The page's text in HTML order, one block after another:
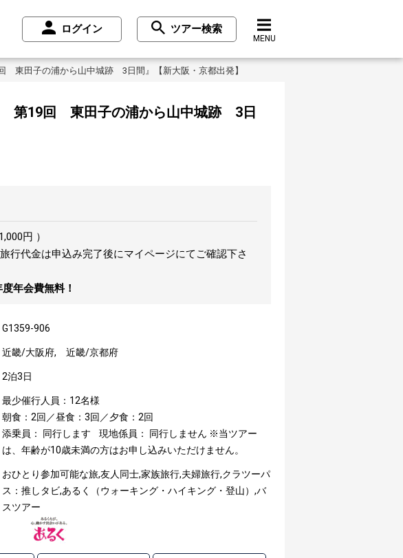
ログイン ツアー検索
MENU
東田子の浦から山中城跡 3日間』【新大阪・京都出発】
第19回 東田子の浦から山中城跡 3日
円 ）
行代金は申込み完了後にマイページにてご確認下さ
年会費無料！
G1359-906
近畿/大阪府, 近畿/京都府
2泊3日
最少催行人員：12名様
朝食：2回／昼食：3回／夕食：2回
添乗員： 同行します
現地係員： 同行しません ※当ツアー
は、年齢が10歳未満の方はお申し込みいただけません。
おひとり参加可能な旅,友人同士,家族旅行,夫婦旅行,クラツーパ
ス：推しタビ,あるく（ウォーキング・ハイキング・登山）,バ
スツアー